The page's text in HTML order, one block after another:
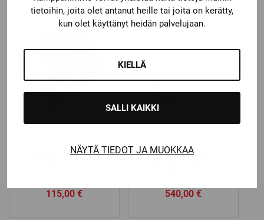
tietoihin, joita olet antanut heille tai joita on kerätty,
kun olet käyttänyt heidän palvelujaan.
KIELLÄ
SALLI KAIKKI
NÄYTÄ TIEDOT JA MUOKKAA
WARRIOR ALPHA ONE
115,00€
WARRIOR CUSTOM GT2
540,00€